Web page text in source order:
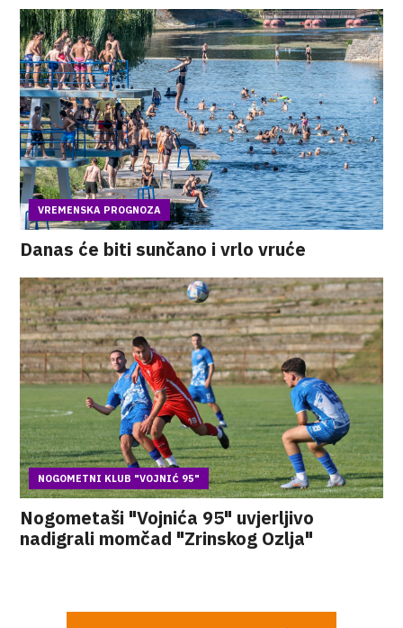
VREMENSKA PROGNOZA
Danas će biti sunčano i vrlo vruće
NOGOMETNI KLUB "VOJNIĆ 95"
Nogometaši "Vojnića 95" uvjerljivo
nadigrali momčad "Zrinskog Ozlja"